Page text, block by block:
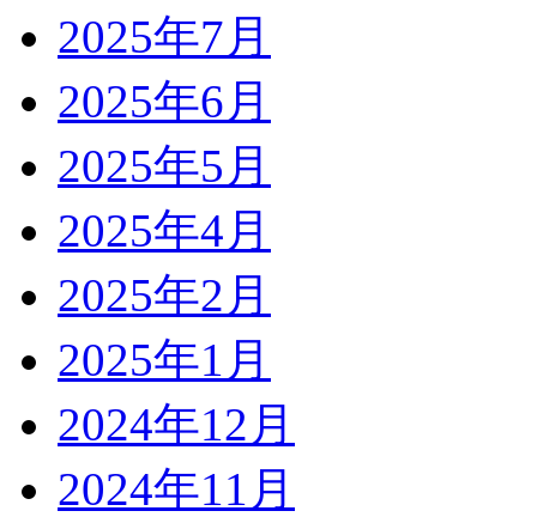
2025年7月
2025年6月
2025年5月
2025年4月
2025年2月
2025年1月
2024年12月
2024年11月